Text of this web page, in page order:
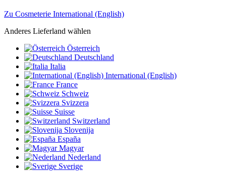
Zu Cosmeterie International (English)
Anderes Lieferland wählen
Österreich
Deutschland
Italia
International (English)
France
Schweiz
Svizzera
Suisse
Switzerland
Slovenija
España
Magyar
Nederland
Sverige